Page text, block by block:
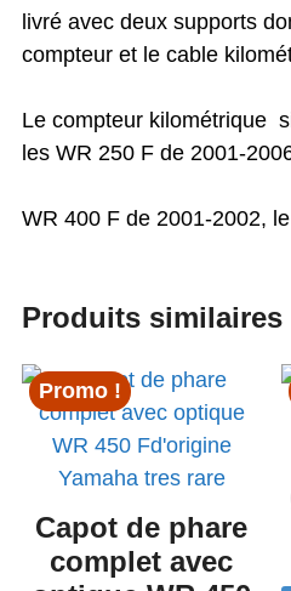
livré avec deux supports
compteur et le cable
Le compteur kilométrique
les WR 250 F de 2001-
WR 400 F de 2001-2002,
Produits similaires
Promo !
Capot de phare
complet avec